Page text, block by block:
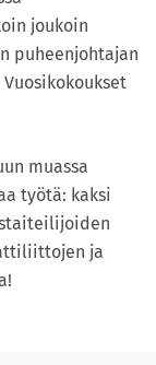
joukoin
puheenjohtajan
muassa
työtä: kaksi
ja